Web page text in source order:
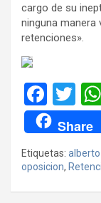
cargo de su
ninguna manera
retenciones».
F
a
ce
b
o
T
wi
tt
er
Share
Etiquetas:
oposicion,